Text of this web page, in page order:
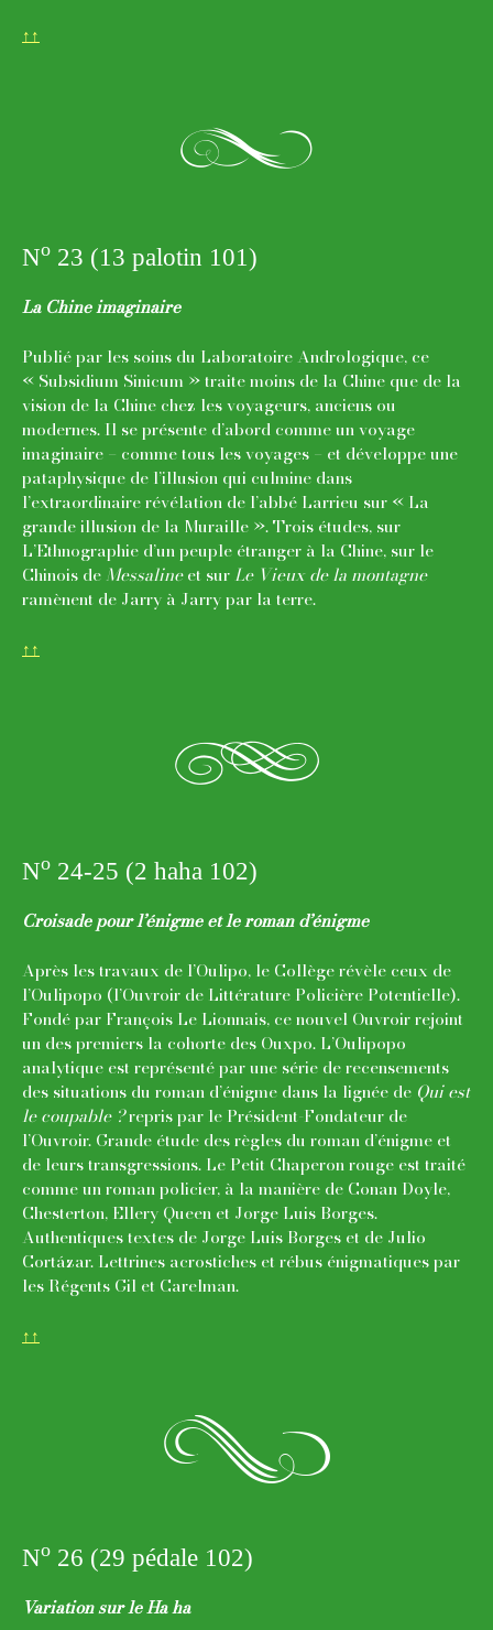
↑↑
j
No 23 (13 palotin 101)
La Chine imaginaire
Publié par les soins du Laboratoire Andrologique, ce
« Subsidium Sinicum » traite moins de la Chine que de la
vision de la Chine chez les voyageurs, anciens ou
modernes. Il se présente d’abord comme un voyage
imaginaire – comme tous les voyages – et développe une
pataphysique de l’illusion qui culmine dans
l’extraordinaire révélation de l’abbé Larrieu sur « La
grande illusion de la Muraille ». Trois études, sur
L’Ethnographie d’un peuple étranger à la Chine, sur le
Chinois de Messalineet surLe Vieux de la montagne
ramènent de Jarry à Jarry par la terre.
↑↑
g
No 24-25 (2 haha 102)
Croisade pour l’énigme et le roman d’énigme
Après les travaux de l’Oulipo, le Collège révèle ceux de
l’Oulipopo (l’Ouvroir de Littérature Policière Potentielle).
Fondé par François Le Lionnais, ce nouvel Ouvroir rejoint
un des premiers la cohorte des Ouxpo. L’Oulipopo
analytique est représenté par une série de recensements
des situations du roman d’énigme dans la lignée de Qui est
le coupable ?repris par le Président-Fondateur de
l’Ouvroir. Grande étude des règles du roman d’énigme et
de leurs transgressions. Le Petit Chaperon rouge est traité
comme un roman policier, à la manière de Conan Doyle,
Chesterton, Ellery Queen et Jorge Luis Borges.
Authentiques textes de Jorge Luis Borges et de Julio
Cortázar. Lettrines acrostiches et rébus énigmatiques par
les Régents Gil et Carelman.
↑↑
o
No 26 (29 pédale 102)
Variation sur le Ha ha